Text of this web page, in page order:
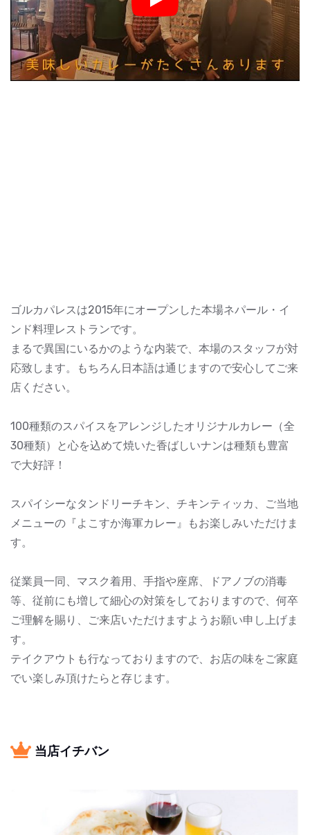
Play
ゴルカパレスは2015年にオープンした本場ネパール・イ
ンド料理レストランです。
まるで異国にいるかのような内装で、本場のスタッフが対
応致します。もちろん日本語は通じますので安心してご来
店ください。
100種類のスパイスをアレンジしたオリジナルカレー（全
30種類）と心を込めて焼いた香ばしいナンは種類も豊富
で大好評！
スパイシーなタンドリーチキン、チキンティッカ、ご当地
メニューの『よこすか海軍カレー』もお楽しみいただけま
す。
従業員一同、マスク着用、手指や座席、ドアノブの消毒
等、従前にも増して細心の対策をしておりますので、何卒
ご理解を賜り、ご来店いただけますようお願い申し上げま
す。
テイクアウトも行なっておりますので、お店の味をご家庭
でい楽しみ頂けたらと存じます。
当店イチバン